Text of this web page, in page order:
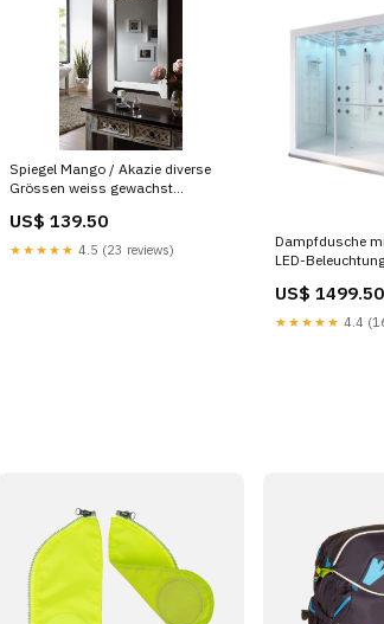
Spiegel Mango / Akazie diverse
Grössen weiss gewachst
cm (BxTxH)
US$ 139.50
★★★★★ 4.5 (23 reviews)
Dampfdusche
LED-Beleuchtung
US$ 1499.50
★★★★★ 4.4